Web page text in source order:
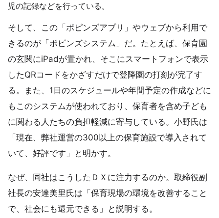
児の記録などを行っている。
そして、この「ポピンズアプリ」やウェブから利用で
きるのが「ポピンズシステム」だ。たとえば、保育園
の玄関にiPadが置かれ、そこにスマートフォンで表示
したQRコードをかざすだけで登降園の打刻が完了す
る。また、1日のスケジュールや年間予定の作成などに
もこのシステムが使われており、保育者を含め子ども
に関わる人たちの負担軽減に寄与している。小野氏は
「現在、弊社運営の300以上の保育施設で導入されて
いて、好評です」と明かす。
なぜ、同社はこうしたＤＸに注力するのか。取締役副
社長の安達美里氏は「保育現場の環境を改善すること
で、社会にも還元できる」と説明する。